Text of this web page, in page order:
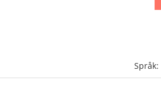
Språk: